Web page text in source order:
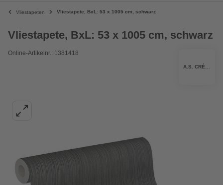
Vliestapeten Vliestapete, BxL: 53 x 1005 cm, schwarz
Vliestapete, BxL: 53 x 1005 cm, schwarz
Online-Artikelnr.: 1381418